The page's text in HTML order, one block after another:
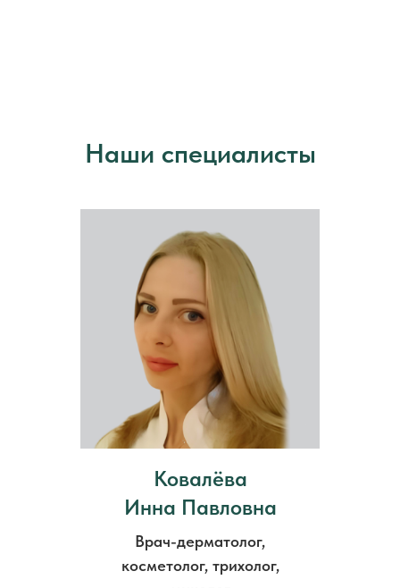
Наши специалисты
Ковалёва
Инна Павловна
Врач-дерматолог,
косметолог, трихолог,